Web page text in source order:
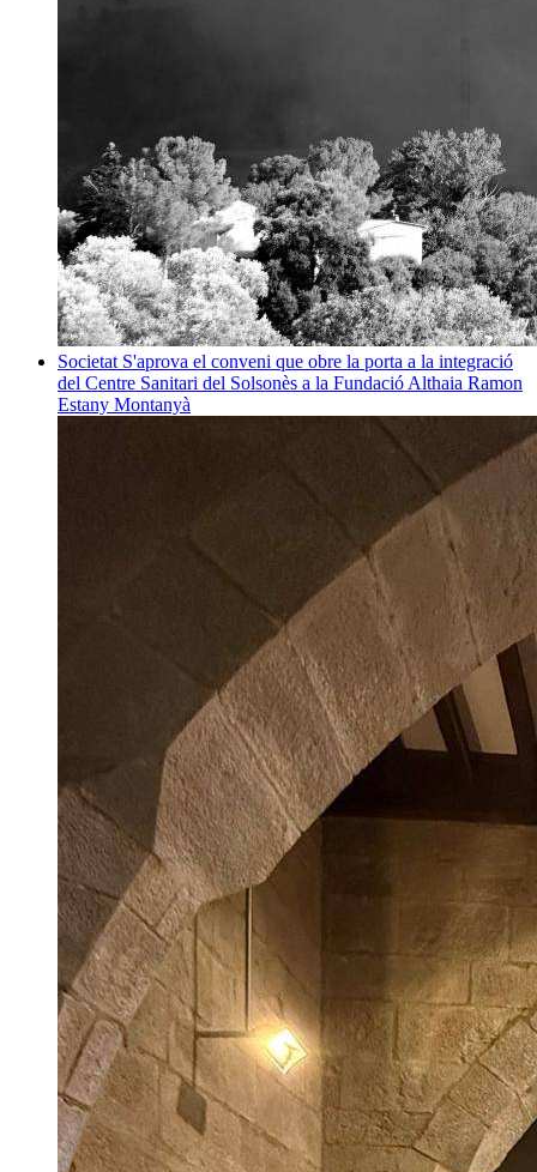
Societat S'aprova el conveni que obre la porta a la integració
del Centre Sanitari del Solsonès a la Fundació Althaia Ramon
Estany Montanyà